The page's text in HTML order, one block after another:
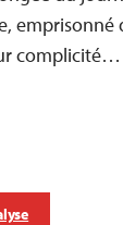
complicité…